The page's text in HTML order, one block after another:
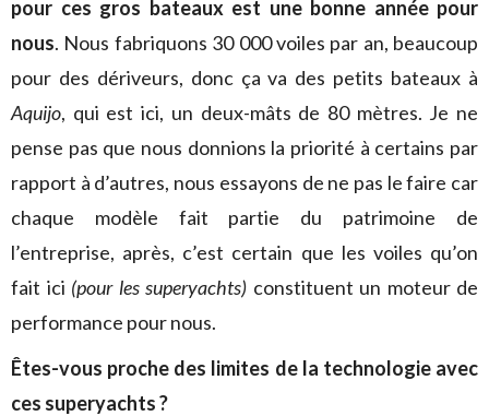
pour ces gros bateaux est une bonne année pour
nous. Nous fabriquons 30 000 voiles par an, beaucoup
pour des dériveurs, donc ça va des petits bateaux à
Aquijo, qui est ici, un deux-mâts de 80 mètres. Je ne
pense pas que nous donnions la priorité à certains par
rapport à d’autres, nous essayons de ne pas le faire car
chaque modèle fait partie du patrimoine de
l’entreprise, après, c’est certain que les voiles qu’on
fait ici (pour les superyachts) constituent un moteur de
performance pour nous.
Êtes-vous proche des limites de la technologie avec
ces superyachts ?